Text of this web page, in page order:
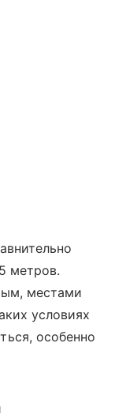
метров.
местами
условиях
особенно